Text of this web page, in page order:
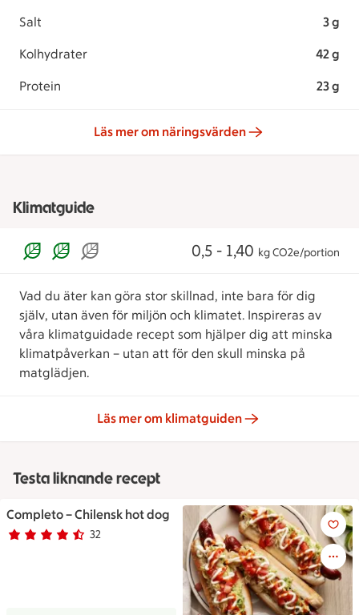
Salt 3 g
Kolhydrater 42 g
Protein 23 g
Läs mer om näringsvärden
Klimatguide
0,5 - 1,40 kg CO2e/portion
Vad du äter kan göra stor skillnad, inte bara för dig
själv, utan även för miljön och klimatet. Inspireras av
våra klimatguidade recept som hjälper dig att minska
klimatpåverkan – utan att för den skull minska på
matglädjen.
Läs mer om klimatguiden
Testa liknande recept
Completo – Chilensk hot dog
Betyg 4.6 av 5. 32
32 personer har röstat
Completo – Chilensk hot dog